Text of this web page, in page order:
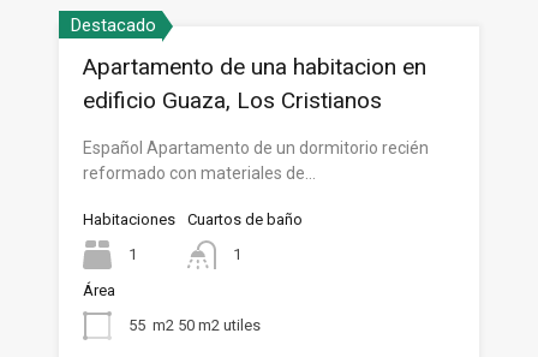
Destacado
Apartamento de una habitacion en
edificio Guaza, Los Cristianos
Español Apartamento de un dormitorio recién
reformado con materiales de…
Habitaciones
1
Cuartos de baño
1
Área
55 m2 50 m2 utiles